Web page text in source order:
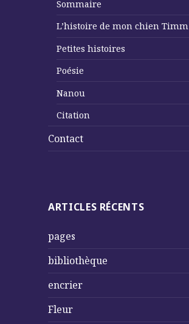
Sommaire
L’histoire de mon chien Timm
Petites histoires
Poésie
Nanou
Citation
Contact
ARTICLES RÉCENTS
pages
bibliothèque
encrier
Fleur